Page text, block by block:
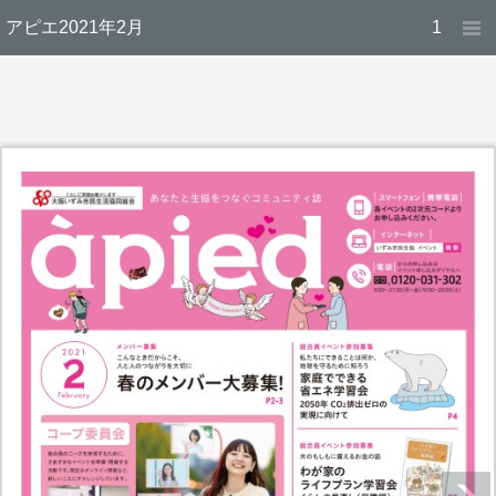
アピエ2021年2月 1